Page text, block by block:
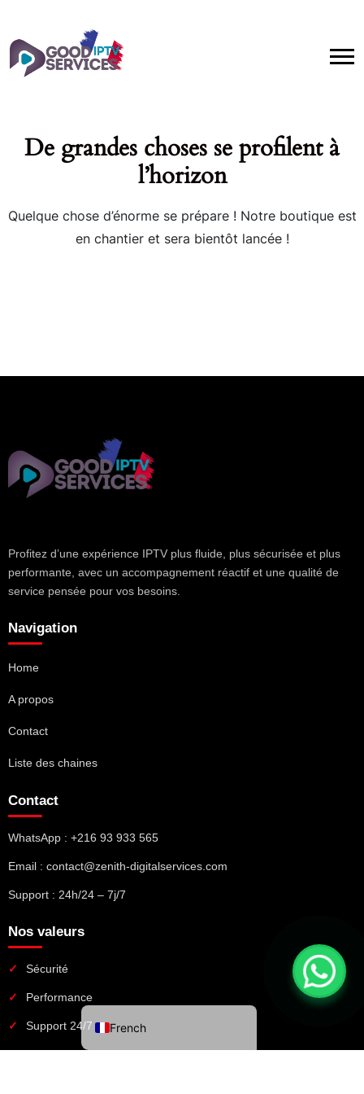
De grandes choses se profilent à
l’horizon
Quelque chose d’énorme se prépare ! Notre boutique est
en chantier et sera bientôt lancée !
French
Profitez d’une expérience IPTV plus fluide, plus sécurisée et plus
performante, avec un accompagnement réactif et une qualité de
service pensée pour vos besoins.
Navigation
Home
A propos
Contact
Liste des chaines
Contact
WhatsApp : +216 93 933 565
Email : contact@zenith-digitalservices.com
Support : 24h/24 – 7j/7
Nos valeurs
Sécurité
Performance
Support 24/7